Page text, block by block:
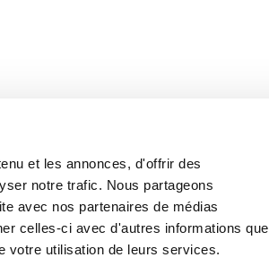
et les annonces, d'offrir des
notre trafic. Nous partageons
avec nos partenaires de médias
celles-ci avec d'autres informations que
votre utilisation de leurs services.